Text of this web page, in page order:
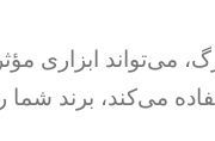
ابزاری
می‌کند، برند شما